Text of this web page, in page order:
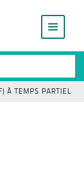
À TEMPS PARTIEL